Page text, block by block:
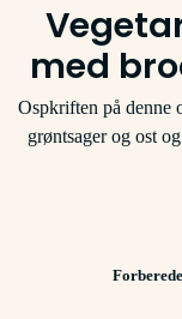
med
Ospkriften på denne
grøntsager og ost